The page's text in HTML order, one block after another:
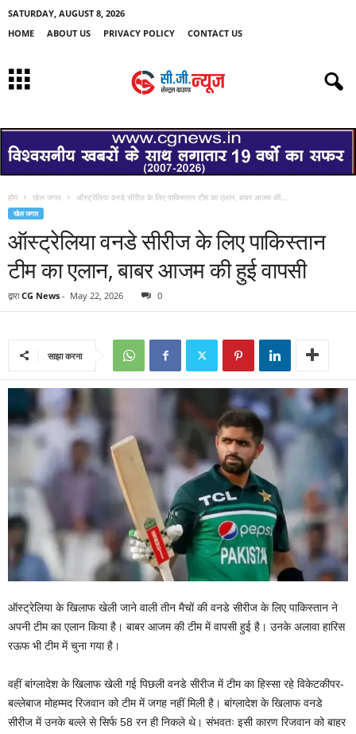
SATURDAY, AUGUST 8, 2026
HOME
ABOUT US PRIVACY POLICY CONTACT US
होम खेल जगत ऑस्ट्रेलिया वनडे सीरीज के लिए पाकिस्तान टीम का एलान, बाबर आजम की...
खेल जगत
ऑस्ट्रेलिया वनडे सीरीज के लिए पाकिस्तान
टीम का एलान, बाबर आजम की हुई वापसी
द्वारा CG News - May 22, 2026 0
साझा करना
ऑस्ट्रेलिया के खिलाफ खेली जाने वाली तीन मैचों की वनडे सीरीज के लिए पाकिस्तान ने
अपनी टीम का एलान किया है। बाबर आजम की टीम में वापसी हुई है। उनके अलावा हारिस
रऊफ भी टीम में चुना गया है।
वहीं बांग्लादेश के खिलाफ खेली गई पिछली वनडे सीरीज में टीम का हिस्सा रहे विकेटकीपर-
बल्लेबाज मोहम्मद रिजवान को टीम में जगह नहीं मिली है। बांग्लादेश के खिलाफ वनडे
सीरीज में उनके बल्ले से सिर्फ 58 रन ही निकले थे। संभवतः इसी कारण रिजवान को बाहर